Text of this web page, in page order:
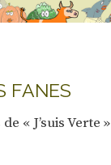
FANES
« J’suis Verte »